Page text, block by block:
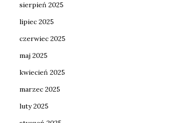
sierpień 2025
lipiec 2025
czerwiec 2025
maj 2025
kwiecień 2025
marzec 2025
luty 2025